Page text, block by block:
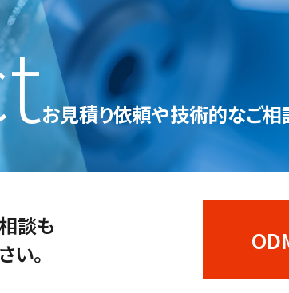
お見積り依頼や技術的なご相
談も
い。